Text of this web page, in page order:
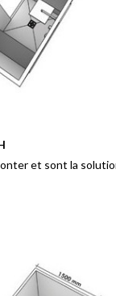
et sont la